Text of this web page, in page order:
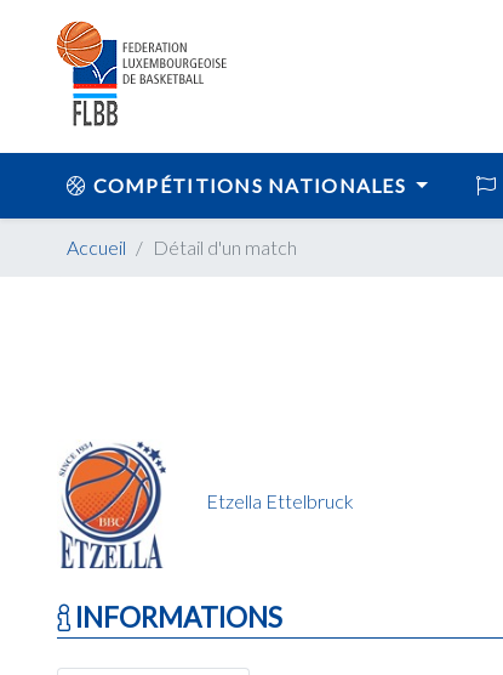
COMPÉTITIONS NATIONALES
Accueil Détail d'un match
Etzella Ettelbruck
INFORMATIONS